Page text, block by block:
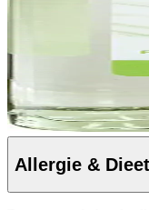
Allergie & Dieet